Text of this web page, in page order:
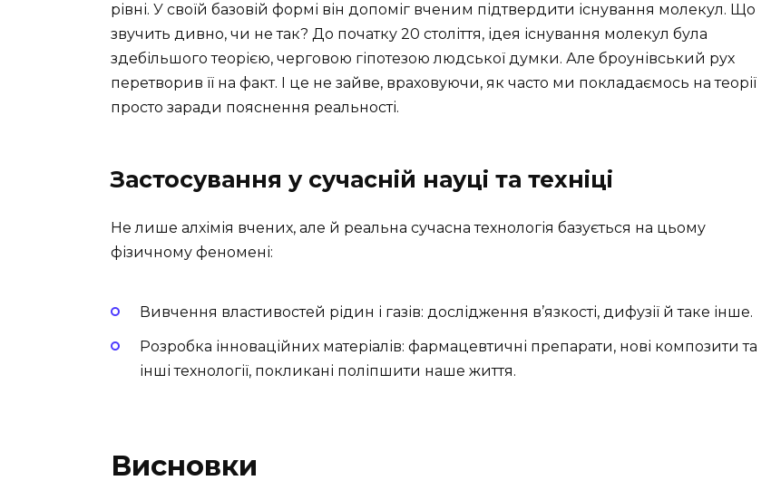
рівні. У своїй базовій формі він допоміг вченим підтвердити існування молекул. Що
звучить дивно, чи не так? До початку 20 століття, ідея існування молекул була
здебільшого теорією, черговою гіпотезою людської думки. Але броунівський рух
перетворив її на факт. І це не зайве, враховуючи, як часто ми покладаємось на теорії
просто заради пояснення реальності.
Застосування у сучасній науці та техніці
Не лише алхімія вчених, але й реальна сучасна технологія базується на цьому
фізичному феномені:
Вивчення властивостей рідин і газів: дослідження в’язкості, дифузії й таке інше.
Розробка інноваційних матеріалів: фармацевтичні препарати, нові композити та
інші технології, покликані поліпшити наше життя.
Висновки